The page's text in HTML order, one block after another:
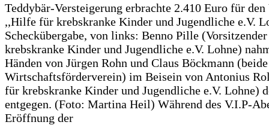
Teddybär-Versteigerung erbrachte 2.410 Euro für den
,,Hilfe für krebskranke Kinder und Jugendliche e.V.
Scheckübergabe, von links: Benno Pille
krebskranke Kinder und Jugendliche e.V. Lohne)
Händen von Jürgen Rohn und Claus Böckmann
Wirtschaftsförderverein) im Beisein von Antonius
für krebskranke Kinder und Jugendliche e.V. Lohne)
entgegen. (Foto: Martina Heil) Während des V.I.P-
Eröffnung der